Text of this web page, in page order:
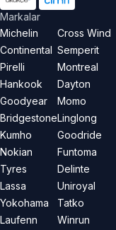
Markalar
Michelin
Continental
Pirelli
Hankook
Goodyear
Bridgestone
Kumho
Nokian
Tyres
Lassa
Yokohama
Laufenn
Cross Wind
Semperit
Montreal
Dayton
Momo
Linglong
Goodride
Funtoma
Delinte
Uniroyal
Tatko
Winrun